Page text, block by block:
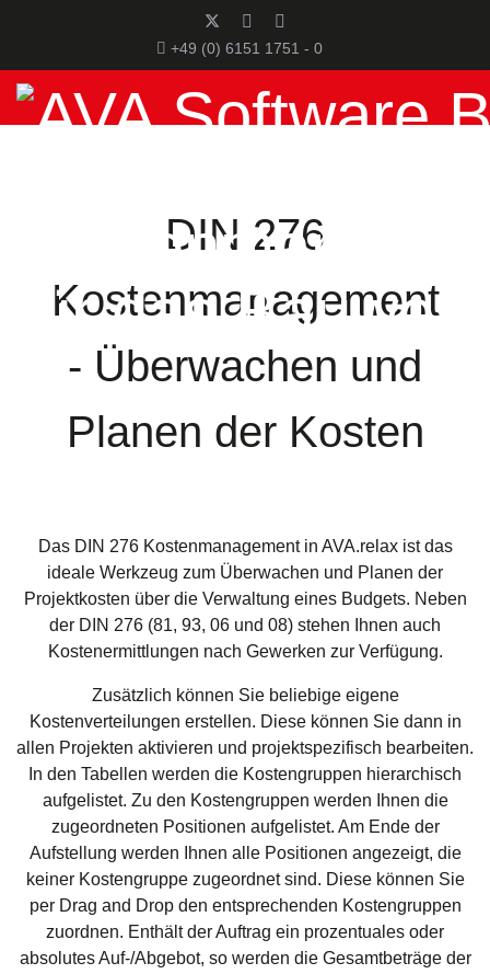
+49 (0) 6151 1751 - 0
DIN 276
Kostenmanagement
- Überwachen und
Planen der Kosten
Das DIN 276 Kostenmanagement in AVA.relax ist das
ideale Werkzeug zum Überwachen und Planen der
Projektkosten über die Verwaltung eines Budgets. Neben
der DIN 276 (81, 93, 06 und 08) stehen Ihnen auch
Kostenermittlungen nach Gewerken zur Verfügung.
Zusätzlich können Sie beliebige eigene
Kostenverteilungen erstellen. Diese können Sie dann in
allen Projekten aktivieren und projektspezifisch bearbeiten.
In den Tabellen werden die Kostengruppen hierarchisch
aufgelistet. Zu den Kos­tengruppen werden Ihnen die
zugeordneten Positionen aufgelistet. Am Ende der
Aufstellung werden Ihnen alle Positionen angezeigt, die
keiner Kostengruppe zugeordnet sind. Diese können Sie
per Drag and Drop den entsprechenden Kostengruppen
zuordnen. Enthält der Auftrag ein prozentuales oder
absolutes Auf-/Abgebot, so werden die Gesamtbeträge der